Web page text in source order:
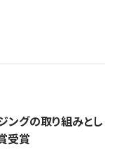
ングの取り組みとし
受賞